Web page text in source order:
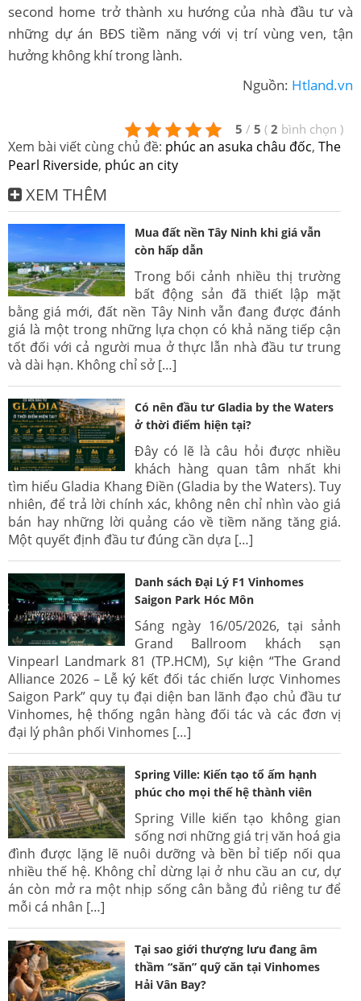
second home trở thành xu hướng của nhà đầu tư và
những dự án BĐS tiềm năng với vị trí vùng ven, tận
hưởng không khí trong lành.
Nguồn: Htland.vn
5 / 5 ( 2 bình chọn )
Xem bài viết cùng chủ đề: phúc an asuka châu đốc, The
Pearl Riverside, phúc an city
XEM THÊM
Mua đất nền Tây Ninh khi giá vẫn
còn hấp dẫn
Trong bối cảnh nhiều thị trường
bất động sản đã thiết lập mặt
bằng giá mới, đất nền Tây Ninh vẫn đang được đánh
giá là một trong những lựa chọn có khả năng tiếp cận
tốt đối với cả người mua ở thực lẫn nhà đầu tư trung
và dài hạn. Không chỉ sở […]
Có nên đầu tư Gladia by the Waters
ở thời điểm hiện tại?
Đây có lẽ là câu hỏi được nhiều
khách hàng quan tâm nhất khi
tìm hiểu Gladia Khang Điền (Gladia by the Waters). Tuy
nhiên, để trả lời chính xác, không nên chỉ nhìn vào giá
bán hay những lời quảng cáo về tiềm năng tăng giá.
Một quyết định đầu tư đúng cần dựa […]
Danh sách Đại Lý F1 Vinhomes
Saigon Park Hóc Môn
Sáng ngày 16/05/2026, tại sảnh
Grand Ballroom khách sạn
Vinpearl Landmark 81 (TP.HCM), Sự kiện “The Grand
Alliance 2026 – Lễ ký kết đối tác chiến lược Vinhomes
Saigon Park” quy tụ đại diện ban lãnh đạo chủ đầu tư
Vinhomes, hệ thống ngân hàng đối tác và các đơn vị
đại lý phân phối Vinhomes […]
Spring Ville: Kiến tạo tổ ấm hạnh
phúc cho mọi thế hệ thành viên
Spring Ville kiến tạo không gian
sống nơi những giá trị văn hoá gia
đình được lặng lẽ nuôi dưỡng và bền bỉ tiếp nối qua
nhiều thế hệ. Không chỉ dừng lại ở nhu cầu an cư, dự
án còn mở ra một nhịp sống cân bằng đủ riêng tư để
mỗi cá nhân […]
Tại sao giới thượng lưu đang âm
thầm “săn” quỹ căn tại Vinhomes
Hải Vân Bay?